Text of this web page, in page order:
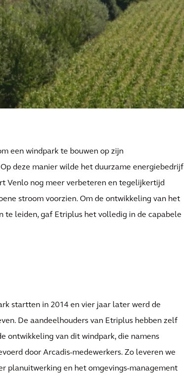
een windpark te bouwen op zijn
deze manier wilde het duurzame energiebedrijf
Venlo nog meer verbeteren en tegelijkertijd
stroom voorzien. Om de ontwikkeling van het
te leiden, gaf Etriplus het volledig in de capabele
startten in 2014 en vier jaar later werd de
De aandeelhouders van Etriplus hebben zelf
ontwikkeling van dit windpark, die namens
door Arcadis-medewerkers. Zo leveren we
planuitwerking en het omgevings-management